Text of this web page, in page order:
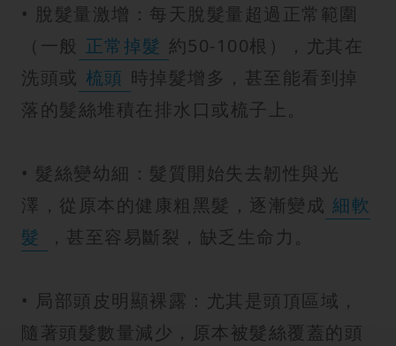
• 脫髮量激增：每天脫髮量超過正常範圍
（一般 正常掉髮 約50-100根），尤其在
洗頭或 梳頭 時掉髮增多，甚至能看到掉
落的髮絲堆積在排水口或梳子上。
• 髮絲變幼細：髮質開始失去韌性與光
澤，從原本的健康粗黑髮，逐漸變成 細軟
髮
，甚至容易斷裂，缺乏生命力。
• 局部頭皮明顯裸露：尤其是頭頂區域，
隨著頭髮數量減少，原本被髮絲覆蓋的頭